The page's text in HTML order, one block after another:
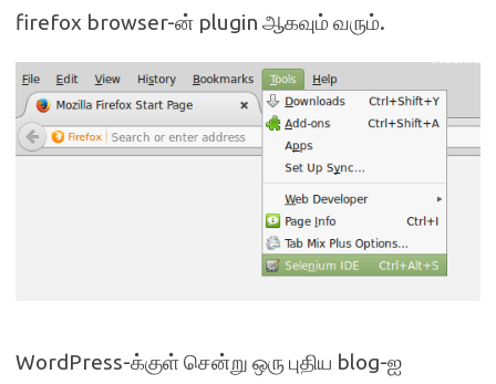
firefox browser-ன் plugin ஆகவும் வரும்.
WordPress-க்குள் சென்று ஒரு புதிய blog-ஐ